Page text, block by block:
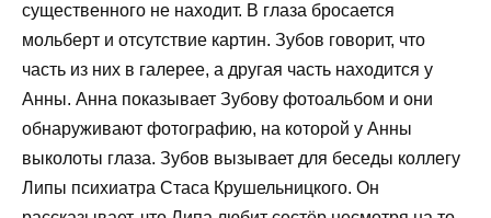
существенного не находит. В глаза бросается
мольберт и отсутствие картин. Зубов говорит, что
часть из них в галерее, а другая часть находится у
Анны. Анна показывает Зубову фотоальбом и они
обнаруживают фотографию, на которой у Анны
выколоты глаза. Зубов вызывает для беседы коллегу
Липы психиатра Стаса Крушельницкого. Он